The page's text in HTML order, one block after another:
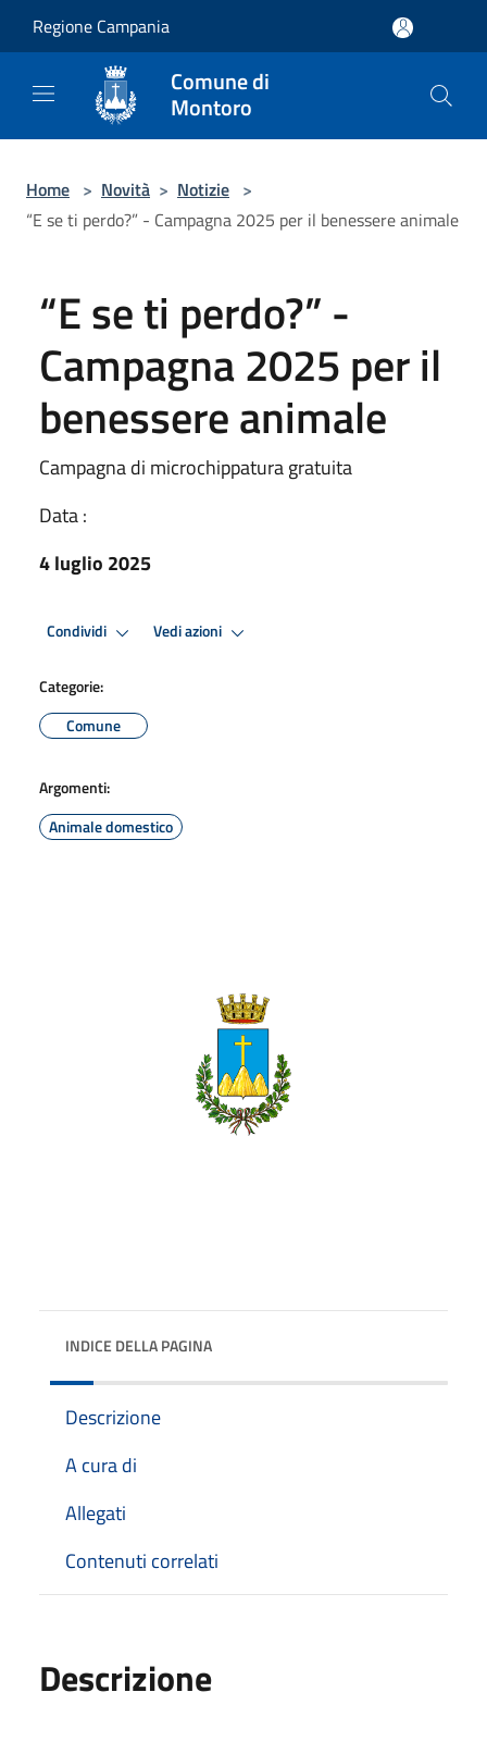
Regione Campania
Comune di
Montoro
Home > Novità > Notizie >
“E se ti perdo?” - Campagna 2025 per il benessere animale
“E se ti perdo?” -
Campagna 2025 per il
benessere animale
Campagna di microchippatura gratuita
Data :
4 luglio 2025
Condividi Vedi azioni
Categorie:
Comune
Argomenti:
Animale domestico
INDICE DELLA PAGINA
Descrizione
A cura di
Allegati
Contenuti correlati
Descrizione